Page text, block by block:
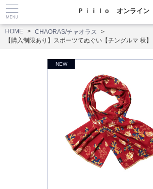
Ｐｉｉｌｏ オンライン
HOME
CHAORAS/チャオラス
【購入制限あり】スポーツてぬぐい【チングルマ 秋】